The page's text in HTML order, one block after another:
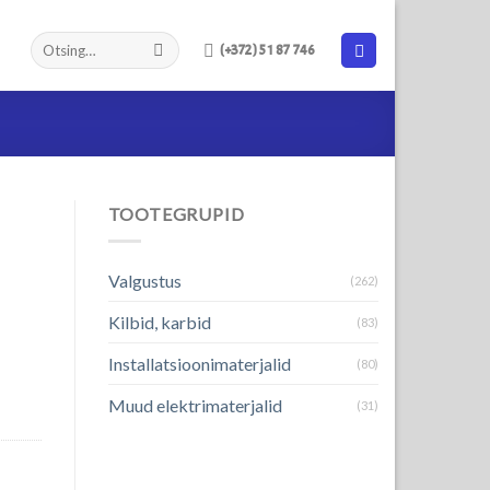
(+372) 51 87 746
TOOTEGRUPID
Valgustus (262)
Kilbid, karbid (83)
Installatsioonimaterjalid (80)
Muud elektrimaterjalid (31)